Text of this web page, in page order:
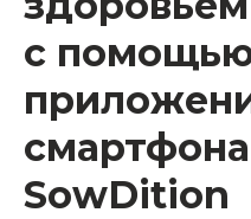
с
смартфона
SowDition